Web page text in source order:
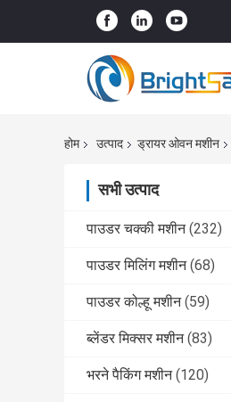
होम उत्पाद ड्रायर ओवन मशीन
सभी उत्पाद
पाउडर चक्की मशीन (232)
पाउडर मिलिंग मशीन (68)
पाउडर कोल्हू मशीन (59)
ब्लेंडर मिक्सर मशीन (83)
भरने पैकिंग मशीन (120)